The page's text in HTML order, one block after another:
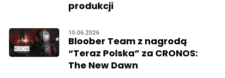
produkcji
10.06.2026
Bloober Team z nagrodą
“Teraz Polska” za CRONOS:
The New Dawn